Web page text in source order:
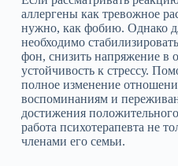
аллергены как тревожное
нужно, как фобию. Однако
необходимо
фон, снизить напряжение в
устойчивость к стрессу.
полное изменение
воспоминаниям и
достижения
работа психотерапевта не
членами его семьи.